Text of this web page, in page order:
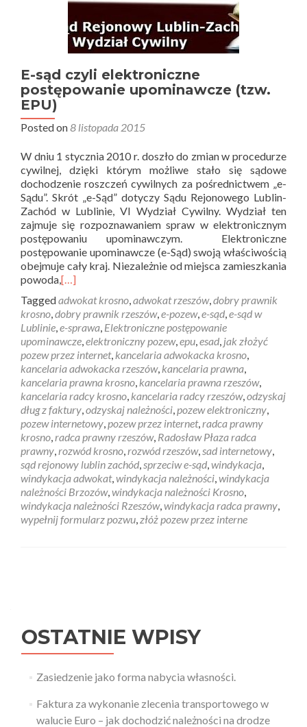
E-sąd czyli elektroniczne
postępowanie upominawcze (tzw.
EPU)
Posted on8 listopada 2015
W dniu 1 stycznia 2010 r. doszło do zmian w procedurze
cywilnej, dzięki którym możliwe stało się sądowe
dochodzenie roszczeń cywilnych za pośrednictwem „e-
Sądu”. Skrót „e-Sąd” dotyczy Sądu Rejonowego Lublin-
Zachód w Lublinie, VI Wydział Cywilny. Wydział ten
zajmuje się rozpoznawaniem spraw w elektronicznym
postępowaniu upominawczym. Elektroniczne
postępowanie upominawcze (e-Sąd) swoją właściwością
obejmuje cały kraj. Niezależnie od miejsca zamieszkania
powoda,[…]
Taggedadwokat krosno,adwokat rzeszów,dobry prawnik
krosno,dobry prawnik rzeszów,e-pozew,e-sąd,e-sąd w
Lublinie,e-sprawa, Elektroniczne postępowanie
upominawcze,elektroniczny pozew,epu,esad, jak złożyć
pozew przez internet, kancelaria adwokacka krosno,
kancelaria adwokacka rzeszów, kancelaria prawna,
kancelaria prawna krosno, kancelaria prawna rzeszów,
kancelaria radcy krosno, kancelaria radcy rzeszów,odzyskaj
dług z faktury,odzyskaj należności,pozew elektroniczny,
pozew internetowy,pozew przez internet,radca prawny
krosno,radca prawny rzeszów, Radosław Płaza radca
prawny,rozwód krosno,rozwód rzeszów,sad internetowy,
sąd rejonowy lublin zachód,sprzeciw e-sąd,windykacja,
windykacja adwokat,windykacja należności,windykacja
należności Brzozów,windykacja należności Krosno,
windykacja należności Rzeszów,windykacja radca prawny,
wypełnij formularz pozwu,złóż pozew przez interne
OSTATNIE WPISY
Zasiedzenie jako forma nabycia własności.
Faktura za wykonanie zlecenia transportowego w
walucie Euro – jak dochodzić należności na drodze